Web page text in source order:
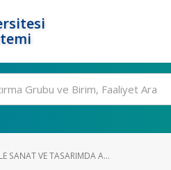
SANAT VE TASARIMDA A...